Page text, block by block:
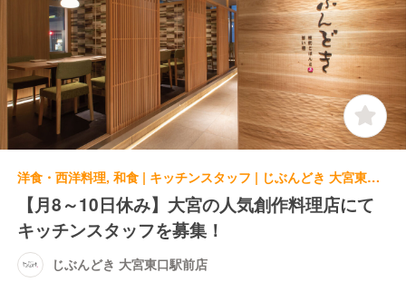
洋食・西洋料理, 和食 | キッチンスタッフ | じぶんどき 大宮東口駅前店
【月8～10日休み】大宮の人気創作料理店にて
キッチンスタッフを募集！
じぶんどき 大宮東口駅前店